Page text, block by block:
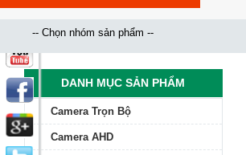
DANH MỤC SẢN PHẨM
Camera Trọn Bộ
Camera AHD